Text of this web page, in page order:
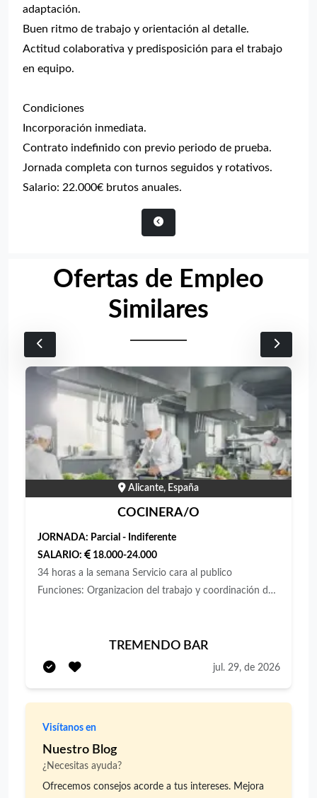
adaptación.
Buen ritmo de trabajo y orientación al detalle.
Actitud colaborativa y predisposición para el trabajo
en equipo.
Condiciones
Incorporación inmediata.
Contrato indefinido con previo periodo de prueba.
Jornada completa con turnos seguidos y rotativos.
Salario: 22.000€ brutos anuales.
Ofertas de Empleo
Similares
Alicante, España
COCINERA/O
JORNADA: Parcial - Indiferente
SALARIO:
18.000-24.000
34 horas a la semana Servicio cara al publico
Funciones: Organizacion del trabajo y coordinación de
higiene. Participar en la creación de nuevos platos.
Gestionar el inventario, realizar pedidos y recepción de
TREMENDO BAR
jul. 29, de 2026
Visítanos en
Nuestro Blog
¿Necesitas ayuda?
Ofrecemos consejos acorde a tus intereses. Mejora